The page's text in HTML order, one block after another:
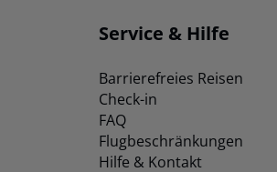
Service & Hilfe
Barrierefreies Reisen
Check-in
FAQ
Flugbeschränkungen
Hilfe & Kontakt